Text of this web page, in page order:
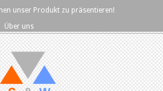
unser Produkt zu präsentieren!
Über uns